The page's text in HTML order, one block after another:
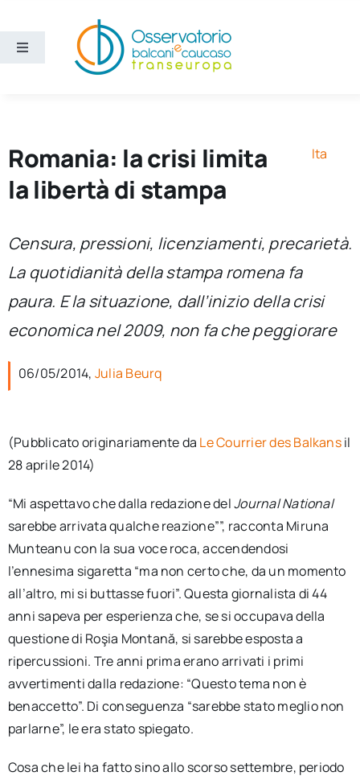
contenuto
Toggle
Ricerca e divulgazione
Sezioni
Chi siamo
per:
Ita
Romania: la crisi limita
la libertà di stampa
Ita
Censura, pressioni, licenziamenti, precarietà.
La quotidianità della stampa romena fa
paura. E la situazione, dall’inizio della crisi
economica nel 2009, non fa che peggiorare
06/05/2014, Julia Beurq
(Pubblicato originariamente da Le Courrier des Balkansil
28 aprile 2014)
“Mi aspettavo che dalla redazione delJournal National
sarebbe arrivata qualche reazione””, racconta Miruna
Munteanu con la sua voce roca, accendendosi
l’ennesima sigaretta “ma non certo che, da un momento
all’altro, mi si buttasse fuori”. Questa giornalista di 44
anni sapeva per esperienza che, se si occupava della
questione di Roşia Montană, si sarebbe esposta a
ripercussioni. Tre anni prima erano arrivati i primi
avvertimenti dalla redazione: “Questo tema non è
benaccetto”. Di conseguenza “sarebbe stato meglio non
parlarne”, le era stato spiegato.
Cosa che lei ha fatto sino allo scorso settembre, periodo